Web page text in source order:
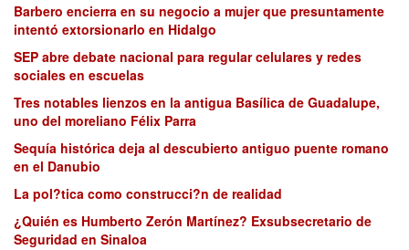
Barbero encierra en su negocio a mujer que presuntamente
intentó extorsionarlo en Hidalgo
SEP abre debate nacional para regular celulares y redes
sociales en escuelas
Tres notables lienzos en la antigua Basílica de Guadalupe,
uno del moreliano Félix Parra
Sequía histórica deja al descubierto antiguo puente romano
en el Danubio
La pol?tica como construcci?n de realidad
¿Quién es Humberto Zerón Martínez? Exsubsecretario de
Seguridad en Sinaloa